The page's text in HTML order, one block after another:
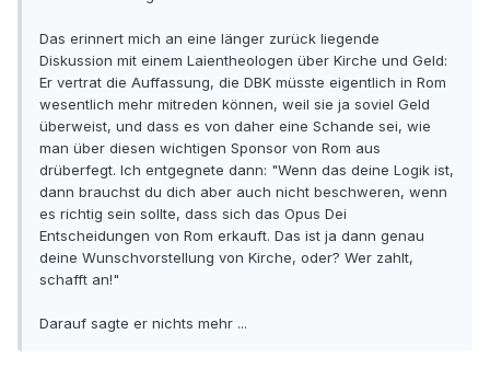
Das erinnert mich an eine länger zurück liegende
Diskussion mit einem Laientheologen über Kirche und Geld:
Er vertrat die Auffassung, die DBK müsste eigentlich in Rom
wesentlich mehr mitreden können, weil sie ja soviel Geld
überweist, und dass es von daher eine Schande sei, wie
man über diesen wichtigen Sponsor von Rom aus
drüberfegt. Ich entgegnete dann: "Wenn das deine Logik ist,
dann brauchst du dich aber auch nicht beschweren, wenn
es richtig sein sollte, dass sich das Opus Dei
Entscheidungen von Rom erkauft. Das ist ja dann genau
deine Wunschvorstellung von Kirche, oder? Wer zahlt,
schafft an!"
Darauf sagte er nichts mehr ...